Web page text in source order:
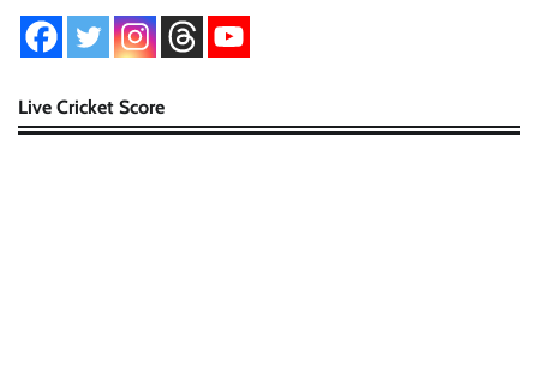
Live Cricket Score